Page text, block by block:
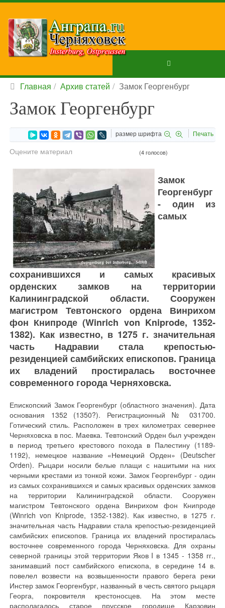
Главная Архив статей Замок Георгенбург
Замок Георгенбург
размер шрифта Печать
Оцените материал (4 голосов)
Замок
Георгенбург
- один из
самых
сохранившихся и самых красивых
орденских замков на территории
Калининградской области. Сооружен
магистром Тевтонского ордена Винрихом
фон Книпроде (Winrich von Kniprode, 1352-
1382). Как известно, в 1275 г. значительная
часть Надравии стала крепостью-
резиденцией самбийских епископов. Граница
их владений простиралась восточнее
современного города Черняховска.
Епископский Замок Георгенбург (областного значения). Дата основания 1352 (1350?). Регистрационный № 031700. Готический стиль. Расположен в трех километрах севернее Черняховска в пос. Маевка. Тевтонский Орден был учрежден в период третьего крестового похода в Палестину (1189-1192), немецкое название «Немецкий Орден» (Deutscher Orden). Рыцари носили белые плащи с нашитыми на них черными крестами из тонкой кожи. Замок Георгенбург - один из самых сохранившихся и самых красивых орденских замков на территории Калининградской области. Сооружен магистром Тевтонского ордена Винрихом фон Книпроде (Winrich von Kniprode, 1352-1382). Как известно, в 1275 г. значительная часть Надравии стала крепостью-резиденцией самбийских епископов. Граница их владений простиралась восточнее современного города Черняховска. Для охраны северной границы этой территории Яков I в 1345 - 1358 гг., занимавший пост самбийского епископа, в середине 14 в. повелел возвести на возвышенности правого берега реки Инстер замок Георгенбург, названный в честь святого рыцаря Георга, покровителя крестоносцев. На этом месте располагалось старое прусское городище Карзовин (Гарзовен). После захвата земель надрувов в 1264 году здесь обосновался рыцарь Немецкого ордена Хартман фон Грумбах. Свой крестьянский двор он назвал в честь покровителя немецких рыцарей Святого Георга. Это название и было дано замку. В 1354 году после раздела земель между орденом и епископством замок переходит во владение Замландского епископства и становится его восточной резиденцией. Впервые этот замок, построенный из дерева, упоминается в 1364 году в хронике Виганда из Марбурга (Wigand von Marburg) - вернее, даже не сам замок, а его уничтожение в результате набега литовцев под началом князя Кейстута (Кестутиса) (Kinstutte) «Третья колонна литовского войска на обратном пути из Велау (ныне Знаменск), где они разорили, сожгли имение, церкви..., а жителей часть убила, а часть взяла в плен. Из земель Кенигсбергского собора - Заалау (ныне пос. Каменское) увели мужчин и женщин, а затем направились к дому епископа, называвшемуся Георгенбург». В 1376 году Кейстут совершил повторное нападение. В 1385 году было решено возродить замковые постройки из полевого камня. Его цитадель и, расположенный восточнее, форбург были устроены между двумя оврагами, спускавшимися к Инстручу. Тем самым Георгенбургу была обеспечена дополнительная, естественная защита. В 1403 году литовцы во главе опять неожиданно напали на Георгенбург и в связи слабости гарнизона легко заняли его. На этот раз ими командовал будущий герой битвы при Грюнвальде - князь Витовт. «Витовт разбил свой лагерь перед Георгенбургом, а затем овладел им; в нем же мало было людей». Витовт (полонизированное - Витольд), сын жмудийского князя Кейстута (род. около 1350 г.). В 1370 году участвовал в походе Ольгерда и Кейстута на немцев, в 1376 году вновь ходил на немцев в уже упоминавшемся походе. После бегства из заточения в Вильно (1382 г.) ушел в Пруссию к магистру Немецкого ордена. В 1383 году перед походом на Литву крестился и принял имя Виганд. Новый поход с его участием на Литву состоялся при магистре Конраде Валленроде в 1392 году. . Согласно грамоте от 1429 года и свидетельств священника Георгенбурга Мартина в замке уже в это время была действующая церковь. В 1492 году с повеления настоятеля замка Генриха Пернау и замландского епископа Иоганна фон Ревинкеля была основана новая деревня Зеслакен (ныне пос. Придорожное). Во владении Замландского епископства находился до 1525 года. Затем перешел в владение герцогства Пруссия под непосредственным руководством капитана. Замок становится государственным владением первого герцога Пруссии Альбрехта Гогенцоллерна маркграфа Бранденбургского (Albrecht, 1490-1568), который неоднократно бывал в замке. За период с XIV по XVII в. замок неоднократно подвергался нападениям и разрушению, переходил из рук в руки и заново отстраивался. Через Георгенбург проходила старая дорога из Инстербурга в Рагнит (ныне Неман), которую регулярно использовал герцог Альбрехт во время своих поездок к брату Вильгельму в Курляндию. В эпоху Реформации Георгенбург стал местом пребывания герцогского окружного администратора. В 1656 г. замок был разграблен татарами под предводительством польского полководца Гонсиевского. Позднее под Георгенбургом был найден железный татарский шлем – свидетельство тех времен. До 1944 года шлем находился в Инстербургском музее. Дважды крепость занимали шведы в 1643-1648 гг. и во время 30-летней войны в 1679 г., когда использовалась под штаб-квартиру генерала фон Горна. После чумы 1709 года Фридрих Вильгельм передал замок в государственную вотчину. В сообщении управления Георгенбурга от 1713 года говорилось: еще до чумы опустело 127 гуф 18 моргенов 75 рут, из-за чумы опустело 184 гуфы 6 моргенов 75 рут, всего 311 гуф 24 моргена 150 рут, в то время новокульмская гуфа составляла примерно 17,339 прусских гектар, таким образом, около 5 400 га или около 22 000 прусских моргенов с трудом окультуренной земли оставались незасеянными и бесхозными. Из них до 1713 года удалось вновь передать 78 семьям немецких и литовских поселенцев 94 гуфы 23 моргена 150 рут. Однако все еще пустовало 217 гуф 2 моргена, только в управлении Георгенбурга. В последующие годы деревни, расположенные к северу от Георгенбурга были заселены переселенцами. Сначала это были выходцы из Нассау, Магдебурга и других немецких земель. В 1732 эмигрировали швейцарцы и выходцы из Зальцбурга (Австрия) вместе с перебравшимися сюда литовцами. В управлении государственного имения Георгенбург насчитывалось 425 зальцбуржцев, из которых 39 приобрели как хозяева собственные земельные наделы. В 1725 г. был обнесен частоколом, разрушенным в 1734 г. В 1739 году прусский король Вильгельм I по пути в Ригу отобедал в саду Георгенбурга, который был сдан в аренду фон Лольхефелю. Историк XVIII века Луканус так описал окрестности Георгенбурга: «Рядом с замком на большой дороге расположен завод по производству патоки и пива, а также кирха в виде башни на крутой горе, построенная в 1693 году из красного камня. Внутри она светлая и просторная и хорошо выглядит. Алтарь и кафедра являются произведениями камнерезного искусства. И как раз напротив кирхи расположен новый дом священника, построенный в 1727 году. Деревня состоит из длинной улицы, на которой проживают не крестьяне. А только ремесленники, а также сад, где король Фридрих Вильгельм в 1739 году пировал в июле. В том же году рядом с мостом через Инстер за счет больших затрат была насыпана фашинная (перевязанная прутьями или проволокой пук хвороста) дамба для сдерживания весной паводковых вод. Первым сообщением о священнике в Георгенбурге является упомянутое выше сообщение от 1429 года в письме Замландского епископа Михаила Ю(?)е, где священник Мартин из Георгенбурга упоминается как свидетель. О первой кирхе в Георгенбурге мы узнали из эпитафии отца Педануса из Инстербургской лютеранской кирхи (1657 г.) нарисованной маслом. Это была фахверковая кирха с небольшой фигурой рыцаря на крыше. Не разрушенная в ходе последней войны евангелическая Пфаркирха – расположенное на холме неоштукатуренное кирпичное здание – возведено в 1693 году, длиной 28,5 м. и шириной 14,5. Неф увеличен в 1857 году, а башня датируется 1847 годом. Наружные стены оживляют большие достигающие земли плоские прямоугольные ниши. Простые крестьянские кафедра и алтарь, позднее соединенные в единое целое, выполнены около 1700 года. К этому же времени относятся живописные работы на хорах. Портик и ризница пристроены с северной стороны кирхи. Полуциркульные окна в прямоугольном обрамлении. Внутри плоский потолок. Кафедра вырезана в форме восьмигранника с витыми башенками по углам, на панно Бог и четыре евангелиста. Рядом с кафедрой возвышаются по одной колонне, которые несут балки перекрытия. Рядом с колоннами в сводчатых нишах Матвей и Лука, затем орнамент в виде вьющихся растений. Второй этаж с меньшими витыми башенками, сверху звуковая крыша с фигурой распятия. Под крышей деревянный голубь. Орган имеет корпус в стиле рококо и покрыт искусной резьбой. Перед ограждением хоров стоят красивые небольшие фигуры апостолов, вырезанные из дерева. В кирхе расположены надмогильные камни. Самый старый из них относится к временам Ордена на котором имеется рыцарский герб – на всех четырех сторонах готический неразборчивый текст. Перед кирхой находится старый гранитный гранитный крестильный камень». И еще: «Георгенбург, иначе называемый Гарзовен, является деревней с кирхой, государственной палатой и замком из неотесанного камня, откуда открывается вид на живописную равнину, окруженную плодородными холмами. Орден возвел его в 1336 году там где сливаются Инстер и Ангерапп и образуют Прегель. С одновременно возведенным квадратным замком Инстербург, и каждый угол которого завершается башней, шпили которых впоследствии упали. В нем имеются чрезвычайно глубокие погреба, и расположен он на обратном склоне горы, а потому плохо распознается издали, но лучше проявляется со всех сторон». В настоящее время приходская церковь и дом священника не сохранились. Военный топограф и историк И.М. Гизе работал в 1826-1828 годах над составлением военных карт и производил зарисовки памятников в честь событий прусской истории. Воспроизводим его свидетельство: «Ранее Георгенбург имел крепостную стену шириной 9 локтей с внутренней верхней галереей с бойницами, обращенными наружу и внутрь. Половина главного здания еще сохранилась; северная половина полностью разрушена. В северо-восточном углу башня частично разрушена и покрыта новой кровлей». Вот как описывает пребывание русских войск в Георгенбурге А.Т. Болотов: «В последний день, то есть 31 июля, продвинулись мы к городу ближе и стали в разбитом между Инстербургом и другим напротив лежащим городком Георгенбургом. Лагерем и стояли тут как сей так и последующие оба дня то есть 1 и 2 августа. И далее: «3 числа определено было место единственное для переправы через реку Инстер, текущую между Инстербургом и Георгенбургом,. Сия река хоть и небольшая, но